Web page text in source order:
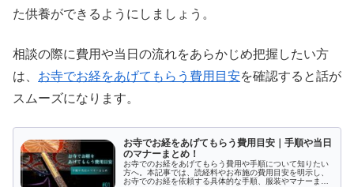
た供養ができるようにしましょう。
相談の際に費用や当日の流れをあらかじめ把握したい方
は、 お寺でお経をあげてもらう費用目安を確認すると話が
スムーズになります。
お寺でお経をあげてもらう費用目安｜手順や当日
のマナーまとめ！
お寺でのお経をあげてもらう費用や手順について知りたい
方へ。本記事では、読経料やお布施の費用目安を明示し、
お寺でのお経を依頼する具体的な手順、服装やマナーまで